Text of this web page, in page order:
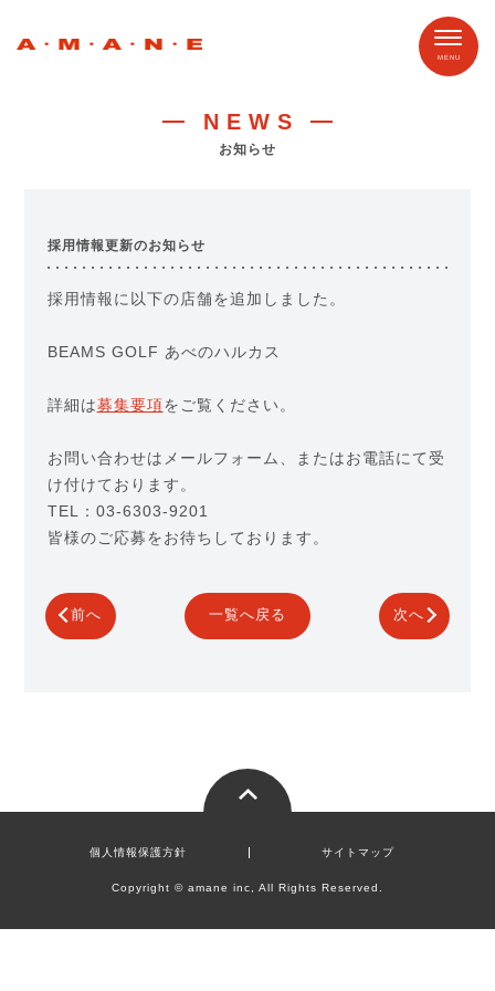
NEWS
お知らせ
採用情報更新のお知らせ
採用情報に以下の店舗を追加しました。
BEAMS GOLF あべのハルカス
詳細は募集要項をご覧ください。
お問い合わせはメールフォーム、またはお電話にて受
け付けております。
TEL：03-6303-9201
皆様のご応募をお待ちしております。
一覧へ戻る
前へ 次へ
個人情報保護方針 サイトマップ
Copyright © amane inc, All Rights Reserved.